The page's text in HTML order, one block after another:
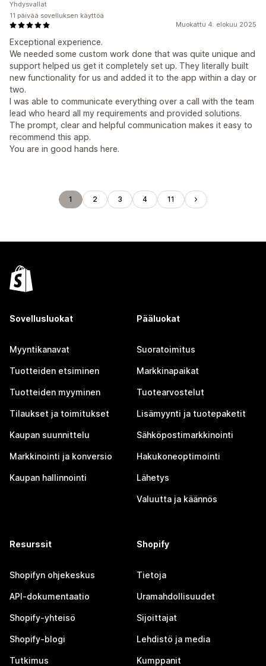
Muokattu 4. elokuu 2025
Exceptional experience.
We needed some custom work done that was quite unique and
support helped us get it completely set up. They literally built
new functionality for us and added it to the app within a day or
two.
I was able to communicate everything over a call with the team
lead who heard all my requirements and provided solutions.
The prompt, clear and helpful communication makes it easy to
recommend this app.
You are in good hands here.
Yhdysvallat
11 päivää sovelluksen käyttöä
1 2 3 4 11
Sovellusluokat
Myyntikanavat
Tuotteiden etsiminen
Tuotteiden myyminen
Tilaukset ja toimitukset
Kaupan suunnittelu
Markkinointi ja konversio
Kaupan hallinnointi
Pääluokat
Suoratoimitus
Markkinapaikat
Tuotearvostelut
Lisämyynti ja tuotepaketit
Sähköpostimarkkinointi
Hakukoneoptimointi
Lähetys
Valuutta ja käännös
Resurssit
Shopifyn ohjekeskus
API-dokumentaatio
Shopify-yhteisö
Shopify-blogi
Tutkimus
Shopify
Tietoja
Uramahdollisuudet
Sijoittajat
Lehdistö ja media
Kumppanit